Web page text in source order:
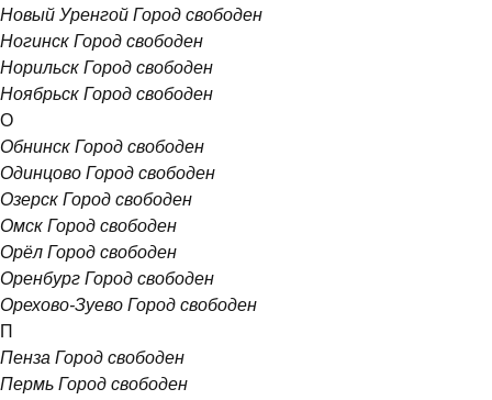
Новый Уренгой Город свободен
Ногинск Город свободен
Норильск Город свободен
Ноябрьск Город свободен
О
Обнинск Город свободен
Одинцово Город свободен
Озерск Город свободен
Омск Город свободен
Орёл Город свободен
Оренбург Город свободен
Орехово-Зуево Город свободен
П
Пенза Город свободен
Пермь Город свободен